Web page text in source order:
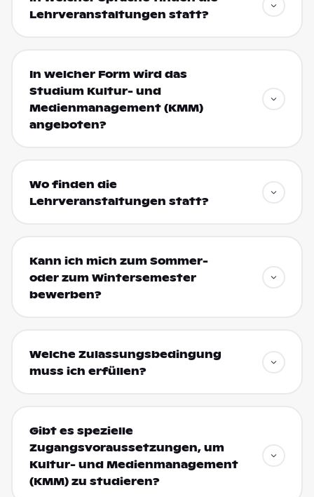
Lehrveranstaltungen statt?
In welcher Form wird das
Studium Kultur- und
Medienmanagement (KMM)
angeboten?
Wo finden die
Lehrveranstaltungen statt?
Kann ich mich zum Sommer-
oder zum Wintersemester
bewerben?
Welche Zulassungsbedingung
muss ich erfüllen?
Gibt es spezielle
Zugangsvoraussetzungen, um
Kultur- und Medienmanagement
(KMM) zu studieren?